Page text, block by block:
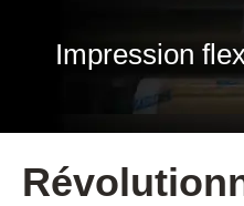
Impression